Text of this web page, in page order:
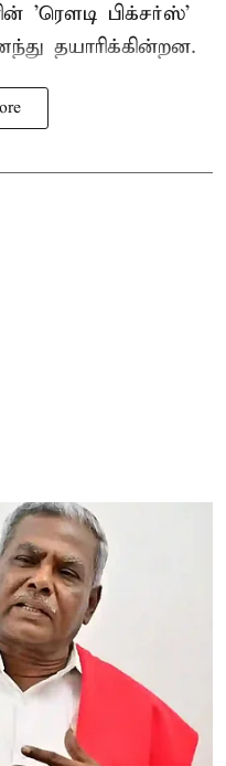
'ரௌடி பிக்சர்ஸ்'
தயாரிக்கின்றன.